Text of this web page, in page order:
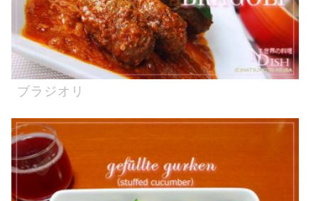
ブラジオリ